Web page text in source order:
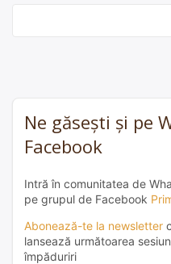
Ne găsești și pe
Facebook
Intră în comunitatea de
pe grupul de Facebook
Abonează-te la newsletter
lansează următoarea
împăduriri